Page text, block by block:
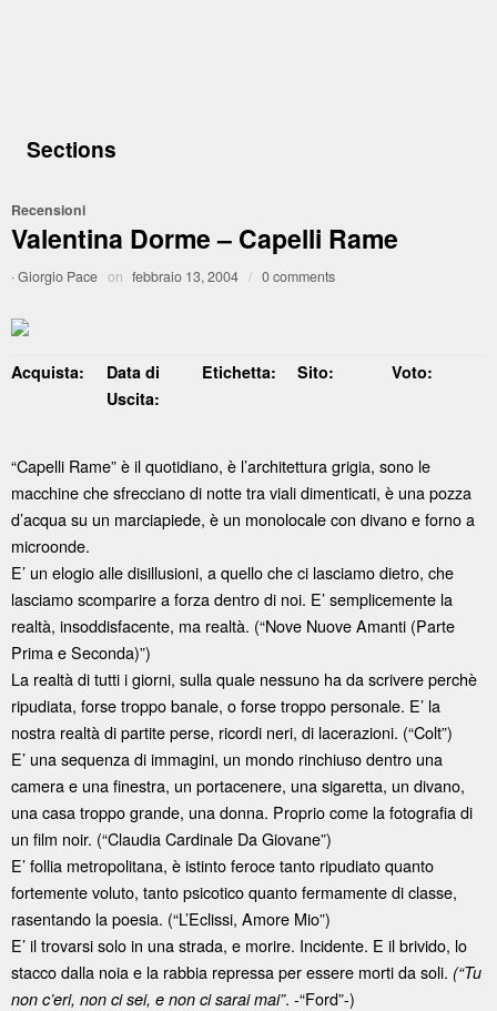
Sections
Recensioni
Valentina Dorme – Capelli Rame
·Giorgio Pace on febbraio 13, 2004 / 0 comments
Acquista:
Data di
Uscita:
Etichetta: Sito: Voto:
“Capelli Rame” è il quotidiano, è l’architettura grigia, sono le
macchine che sfrecciano di notte tra viali dimenticati, è una pozza
d’acqua su un marciapiede, è un monolocale con divano e forno a
microonde.
E’ un elogio alle disillusioni, a quello che ci lasciamo dietro, che
lasciamo scomparire a forza dentro di noi. E’ semplicemente la
realtà, insoddisfacente, ma realtà. (“Nove Nuove Amanti (Parte
Prima e Seconda)”)
La realtà di tutti i giorni, sulla quale nessuno ha da scrivere perchè
ripudiata, forse troppo banale, o forse troppo personale. E’ la
nostra realtà di partite perse, ricordi neri, di lacerazioni. (“Colt”)
E’ una sequenza di immagini, un mondo rinchiuso dentro una
camera e una finestra, un portacenere, una sigaretta, un divano,
una casa troppo grande, una donna. Proprio come la fotografia di
un film noir. (“Claudia Cardinale Da Giovane”)
E’ follia metropolitana, è istinto feroce tanto ripudiato quanto
fortemente voluto, tanto psicotico quanto fermamente di classe,
rasentando la poesia. (“L’Eclissi, Amore Mio”)
E’ il trovarsi solo in una strada, e morire. Incidente. E il brivido, lo
stacco dalla noia e la rabbia repressa per essere morti da soli. (“Tu
non c’eri, non ci sei, e non ci sarai mai”. -“Ford”-)